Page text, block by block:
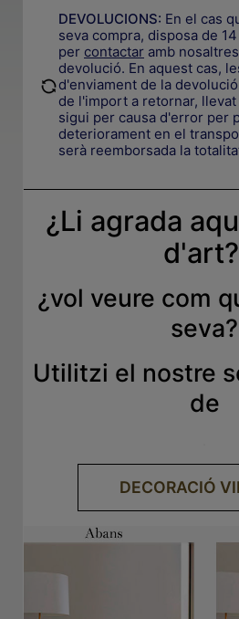
DEVOLUCIONS: En el cas
seva compra, disposa de
per contactar amb
devolució. En aquest cas,
d'enviament de la
de l'import a retornar,
sigui per causa d'error per
deteriorament en el
serà reemborsada la
¿Li agrada
d'art?
¿vol veure com
seva?
Utilitzi el nostre
de
DECORACIÓ